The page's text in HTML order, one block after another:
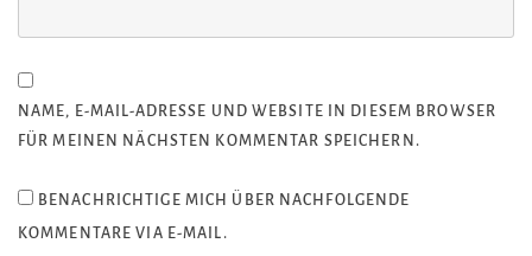
NAME, E-MAIL-ADRESSE UND WEBSITE IN DIESEM BROWSER
FÜR MEINEN NÄCHSTEN KOMMENTAR SPEICHERN.
BENACHRICHTIGE MICH ÜBER NACHFOLGENDE
KOMMENTARE VIA E-MAIL.